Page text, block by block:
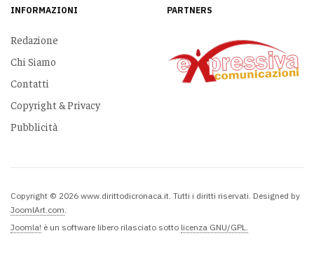
INFORMAZIONI
Redazione
Chi Siamo
Contatti
Copyright & Privacy
Pubblicità
PARTNERS
Copyright © 2026 www.dirittodicronaca.it. Tutti i diritti riservati. Designed by
JoomlArt.com.
Joomla! è un software libero rilasciato sotto licenza GNU/GPL.